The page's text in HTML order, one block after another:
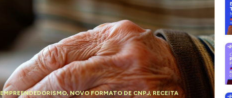
EMPREENDEDORISMO,NOVO FORMATO DE CNPJ,RECEITA